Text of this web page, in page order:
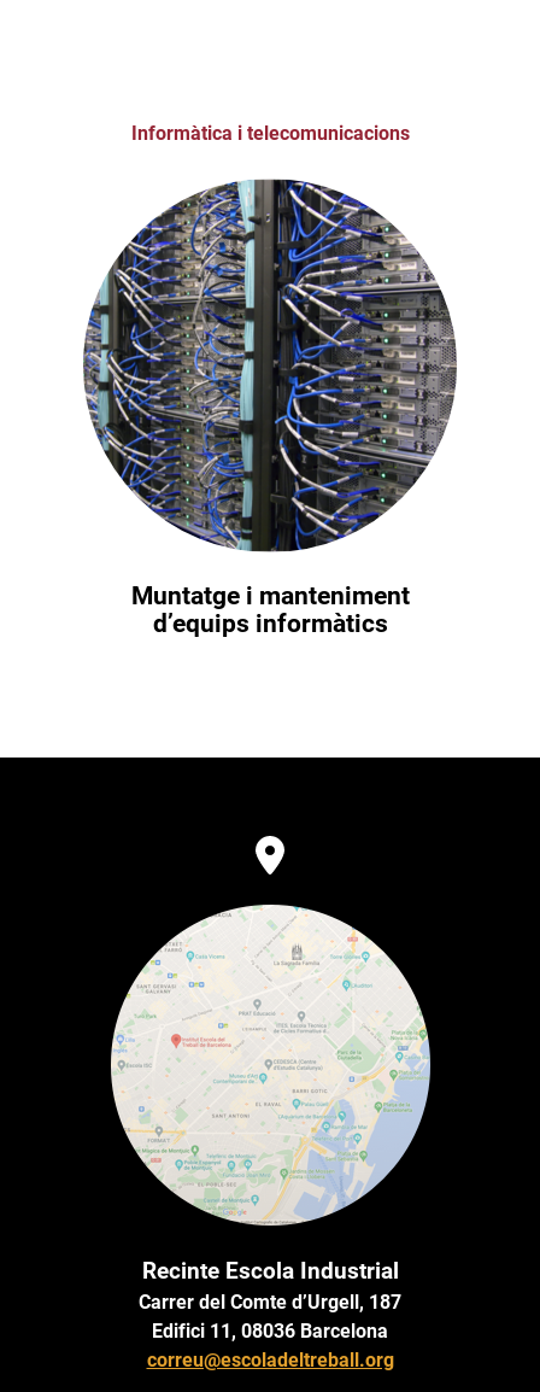
Muntatge i manteniment
d’equips informàtics
Informàtica i telecomunicacions
Recinte Escola Industrial
Carrer del Comte d’Urgell, 187
Edifici 11, 08036 Barcelona
correu@escoladeltreball.org